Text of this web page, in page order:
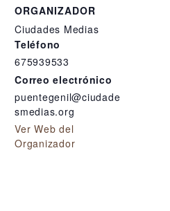
ORGANIZADOR
Ciudades Medias
Teléfono
675939533
Correo electrónico
puentegenil@ciudade
smedias.org
Ver Web del
Organizador